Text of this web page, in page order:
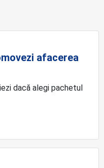
afacerea
dacă alegi pachetul